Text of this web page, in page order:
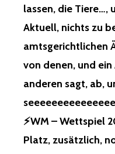
lassen, die Tiere…,
Aktuell, nichts zu
amtsgerichtlichen
von denen, und
anderen sagt, ab,
⚡️WM – Wettspiel
Platz, zusätzlich,